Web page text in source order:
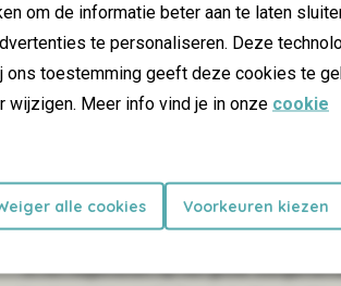
om de informatie beter aan te laten
te personaliseren. Deze
ons toestemming geeft deze cookies te
wijzigen. Meer info vind je in onze cookie
alle cookies Voorkeuren kiezen
Pal aan het Veerse Meer vind je Dormio
water(sport). Hier is het wakker worden
het water. En daarna via je eigen
rondje varen over het meer. Geen eigen
park. Vanaf de oevers van het Veerse
Dormio Harbour Village vind je rust en
shoppen of een cultureel uitje zet je
stadjes zijn vanaf het park zowel per
is het nagenieten op het grote